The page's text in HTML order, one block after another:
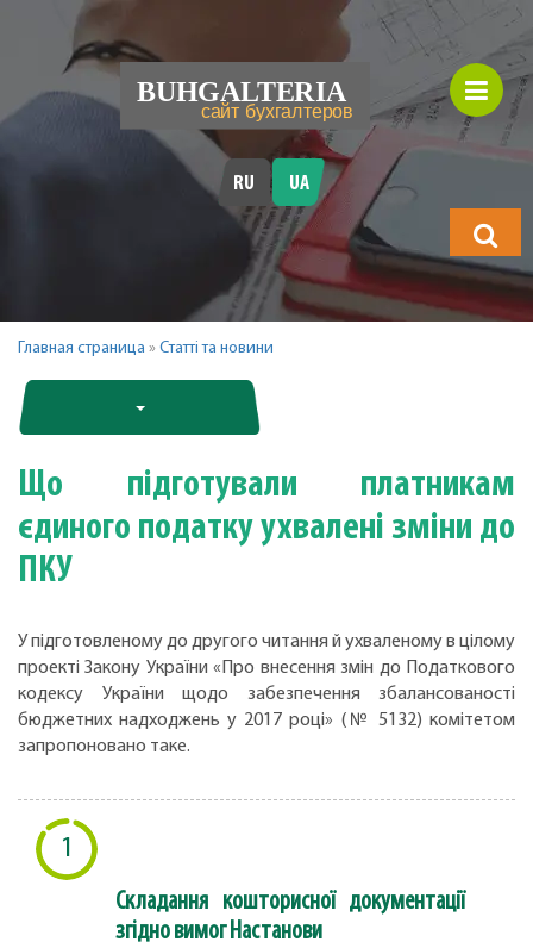
RU UA
Главная страница » Статті та новини
Що підготували платникам
єдиного податку ухвалені зміни до
ПКУ
У підготовленому до другого читання й ухваленому в цілому
проекті Закону України «Про внесення змін до Податкового
кодексу України щодо забезпечення збалансованості
бюджетних надходжень у 2017 році» (№ 5132) комітетом
запропоновано таке.
1
Складання кошторисної документації
згідно вимог Настанови